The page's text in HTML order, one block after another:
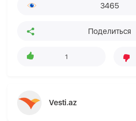
3465
Поделиться
1
Vesti.az